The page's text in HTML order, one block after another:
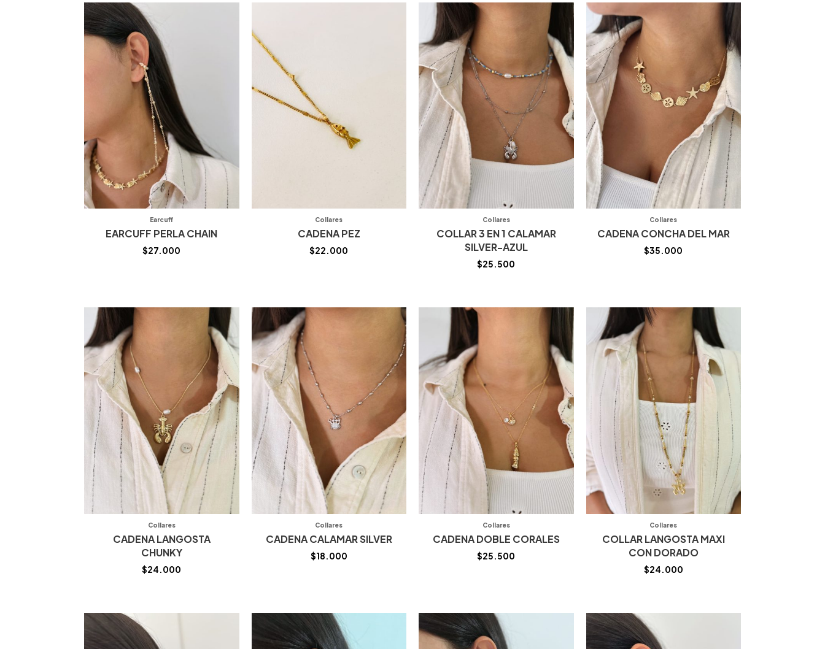
Earcuff
EARCUFF PERLA CHAIN
$27.000
Collares
CADENA PEZ
$22.000
Collares
COLLAR 3 EN 1 CALAMAR
SILVER-AZUL
$25.500
Collares
CADENA CONCHA DEL MAR
$35.000
Collares
CADENA LANGOSTA
CHUNKY
$24.000
Collares
CADENA CALAMAR SILVER
$18.000
Collares
CADENA DOBLE CORALES
$25.500
Collares
COLLAR LANGOSTA MAXI
CON DORADO
$24.000